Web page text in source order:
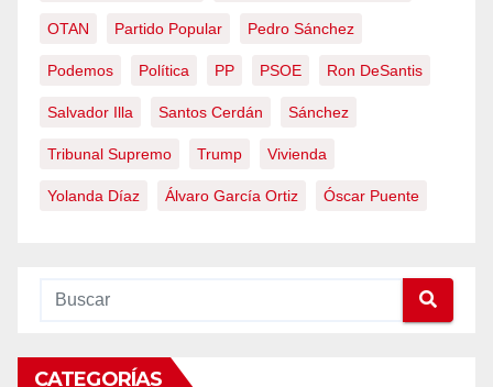
OTAN Partido Popular Pedro Sánchez
Podemos Política PP PSOE Ron DeSantis
Salvador Illa Santos Cerdán Sánchez
Tribunal Supremo Trump Vivienda
Yolanda Díaz Álvaro García Ortiz Óscar Puente
CATEGORÍAS